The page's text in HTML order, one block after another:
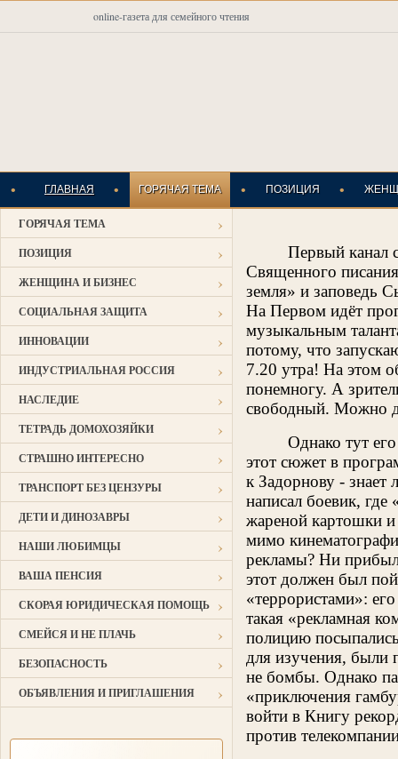
online-газета для семейного чтения
• ГЛАВНАЯ • ГОРЯЧАЯ ТЕМА • ПОЗИЦИЯ •
ИНДУСТРИАЛЬНАЯ
ГОРЯЧАЯ ТЕМА ›
ПОЗИЦИЯ ›
ЖЕНЩИНА И БИЗНЕС ›
СОЦИАЛЬНАЯ ЗАЩИТА ›
ИННОВАЦИИ ›
ИНДУСТРИАЛЬНАЯ РОССИЯ ›
НАСЛЕДИЕ ›
ТЕТРАДЬ ДОМОХОЗЯЙКИ ›
СТРАШНО ИНТЕРЕСНО ›
ТРАНСПОРТ БЕЗ ЦЕНЗУРЫ ›
ДЕТИ И ДИНОЗАВРЫ ›
НАШИ ЛЮБИМЦЫ ›
ВАША ПЕНСИЯ ›
СКОРАЯ ЮРИДИЧЕСКАЯ ПОМОЩЬ ›
СМЕЙСЯ И НЕ ПЛАЧЬ ›
БЕЗОПАСНОСТЬ ›
ОБЪЯВЛЕНИЯ И ПРИГЛАШЕНИЯ ›
Первый канал
Священного
земля» и заповедь
На Первом идёт
музыкальным
потому, что
7.20 утра! На этом
понемногу. А
свободный. Можно
Однако тут
этот сюжет в
к Задорнову - знает
написал боевик,
жареной картошки
мимо
рекламы? Ни
этот должен был
«террористами»:
такая «рекламная
полицию
для изучения, были
не бомбы. Однако
«приключения
войти в Книгу
против